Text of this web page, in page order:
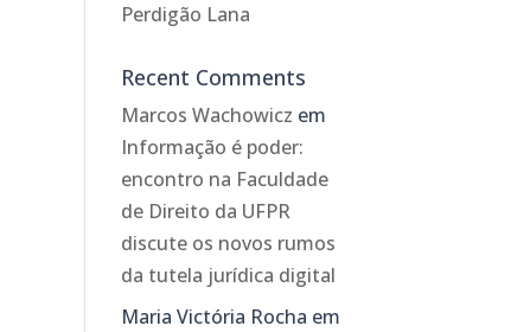
Perdigão Lana
Recent Comments
Marcos Wachowicz em
Informação é poder:
encontro na Faculdade
de Direito da UFPR
discute os novos rumos
da tutela jurídica digital
Maria Victória Rocha em